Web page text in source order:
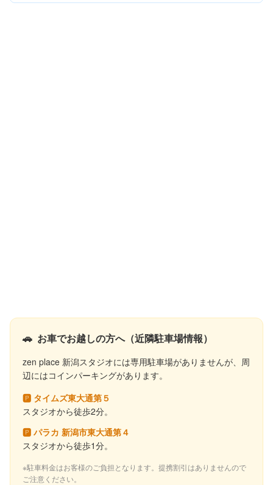
🚗 お車でお越しの方へ（近隣駐車場情報）
zen place 新潟スタジオには専用駐車場がありませんが、周
辺にはコインパーキングがあります。
🅿 タイムズ東大通第５
スタジオから徒歩2分。
🅿 パラカ 新潟市東大通第４
スタジオから徒歩1分。
※駐車料金はお客様のご負担となります。提携割引はありませんので
ご注意ください。